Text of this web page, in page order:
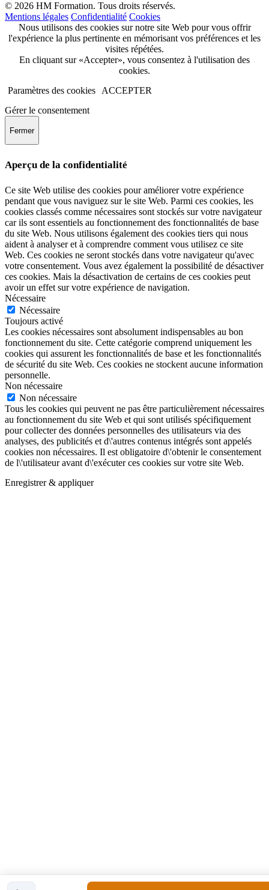
© 2026 HM Formation. Tous droits réservés.
Mentions légales Confidentialité Cookies
Nous utilisons des cookies sur notre site Web pour vous offrir
l'expérience la plus pertinente en mémorisant vos préférences et les
visites répétées.
En cliquant sur «Accepter», vous consentez à l'utilisation des
cookies.
Paramètres des cookies
ACCEPTER
Gérer le consentement
Fermer
Aperçu de la confidentialité
Ce site Web utilise des cookies pour améliorer votre expérience
pendant que vous naviguez sur le site Web. Parmi ces cookies, les
cookies classés comme nécessaires sont stockés sur votre navigateur
car ils sont essentiels au fonctionnement des fonctionnalités de base
du site Web. Nous utilisons également des cookies tiers qui nous
aident à analyser et à comprendre comment vous utilisez ce site
Web. Ces cookies ne seront stockés dans votre navigateur qu'avec
votre consentement. Vous avez également la possibilité de désactiver
ces cookies. Mais la désactivation de certains de ces cookies peut
avoir un effet sur votre expérience de navigation.
Nécessaire
Nécessaire
Toujours activé
Les cookies nécessaires sont absolument indispensables au bon
fonctionnement du site. Cette catégorie comprend uniquement les
cookies qui assurent les fonctionnalités de base et les fonctionnalités
de sécurité du site Web. Ces cookies ne stockent aucune information
personnelle.
Non nécessaire
Non nécessaire
Tous les cookies qui peuvent ne pas être particulièrement nécessaires
au fonctionnement du site Web et qui sont utilisés spécifiquement
pour collecter des données personnelles des utilisateurs via des
analyses, des publicités et d\'autres contenus intégrés sont appelés
cookies non nécessaires. Il est obligatoire d\'obtenir le consentement
de l\'utilisateur avant d\'exécuter ces cookies sur votre site Web.
Enregistrer & appliquer